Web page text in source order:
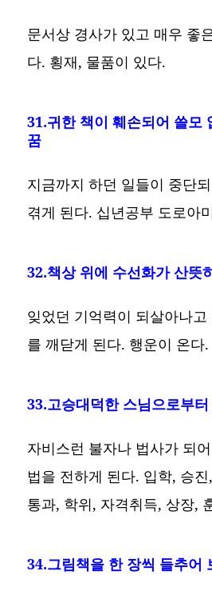
문서상 경사가 있고 매우 좋
다. 횡재, 물품이 있다.
31.귀한 책이 훼손되어 쓸모
꿈
지금까지 하던 일들이 중단
겪게 된다. 십년공부 도로아
32.책상 위에 수선화가 산뜻
잊었던 기억력이 되살아나
를 깨닫게 된다. 행운이 온다.
33.고승대덕한 스님으로부
자비스런 불자나 법사가 되
법을 전하게 된다. 입학, 승
통과, 학위, 자격취득, 상장,
34.그림책을 한 장씩 들추어